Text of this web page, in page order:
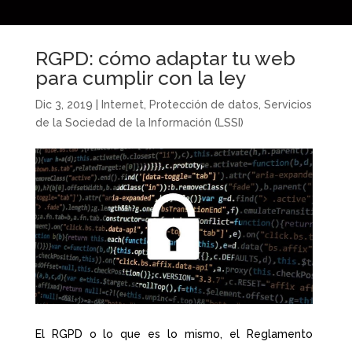
RGPD: cómo adaptar tu web
para cumplir con la ley
Dic 3, 2019 Internet Protección de datos Servicios
de la Sociedad de la Información (LSSI)
El RGPD o lo que es lo mismo, el Reglamento